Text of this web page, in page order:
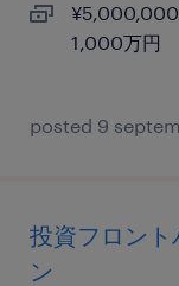
1,000万円
posted 9
投資フロン
ン